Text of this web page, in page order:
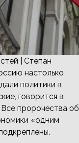
| Cтепан
настолько
политики в
говорится в
пророчества об
«одним